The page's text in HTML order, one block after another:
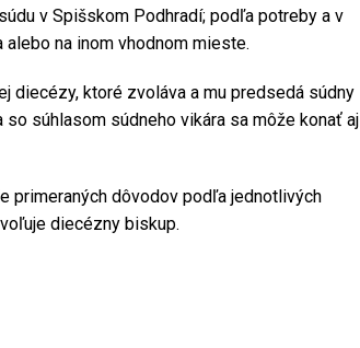
v Spišskom Podhradí; podľa potreby a v
na inom vhodnom mieste.
diecézy, ktoré zvoláva a mu predsedá súdny
súhlasom súdneho vikára sa môže konať aj
primeraných dôvodov podľa jednotlivých
diecézny biskup.